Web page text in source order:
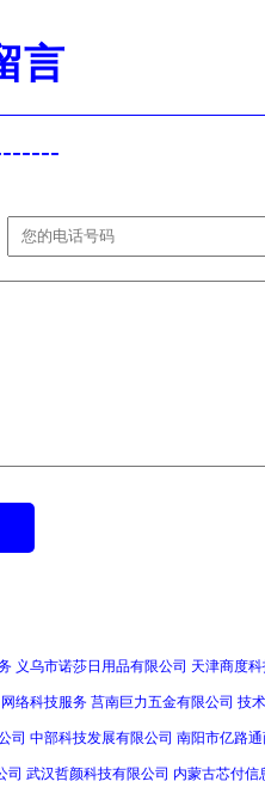
言
义乌市诺莎日用品有限公司 天津商度
网络科技服务 莒南巨力五金有限公司 技
司 中部科技发展有限公司 南阳市亿路
司 武汉哲颜科技有限公司 内蒙古芯付信